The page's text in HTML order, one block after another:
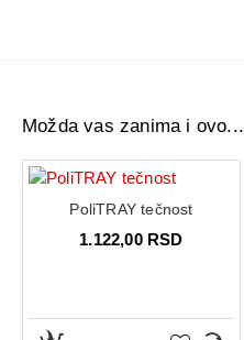
Možda vas zanima i ovo...
PoliTRAY tečnost
1.122,00 RSD